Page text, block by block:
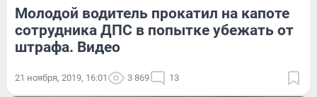
Молодой водитель прокатил на капоте
сотрудника ДПС в попытке убежать от
штрафа. Видео
21 ноября, 2019, 16:01 3 869 13